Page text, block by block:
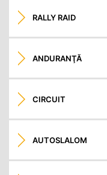
RALLY RAID
ANDURANŢĂ
CIRCUIT
AUTOSLALOM